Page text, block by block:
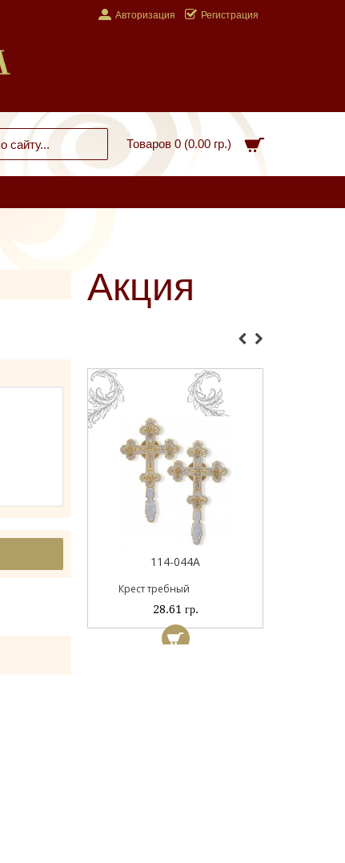
Авторизация Регистрация
Товаров 0 (0.00 гр.)
Акция
114-044А
Крест требный
28.61 гр.